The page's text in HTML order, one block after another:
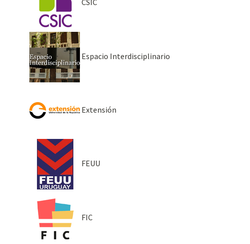
CSIC
Espacio Interdisciplinario
Extensión
FEUU
FIC